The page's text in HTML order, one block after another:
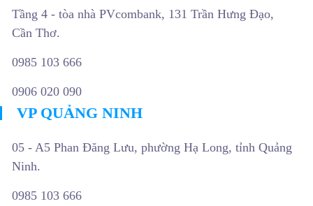
Tầng 4 - tòa nhà PVcombank, 131 Trần Hưng Đạo,
Cần Thơ.
0985 103 666
0906 020 090
VP QUẢNG NINH
05 - A5 Phan Đăng Lưu, phường Hạ Long, tỉnh Quảng
Ninh.
0985 103 666